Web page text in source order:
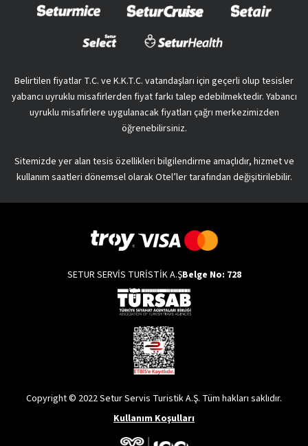
Belirtilen fiyatlar T.C. ve K.K.T.C. vatandaşları için geçerli olup tesisler
yabancı uyruklu misafirlerden fiyat farkı talep edebilmektedir. Yabancı
uyruklu misafirlere uygulanacak fiyatları çağrı merkezimizden
öğrenebilirsiniz.
Sitemizde yer alan tesis özellikleri bilgilendirme amaçlıdır, hizmet ve
kullanım saatleri dönemsel olarak Otel’ler tarafından değişitirilebilir.
SETUR SERVİS TURİSTİK A.ŞBelge No: 728
Copyright © 2022 Setur Servis Turistik A.Ş. Tüm hakları saklıdır.
Kullanım Koşulları